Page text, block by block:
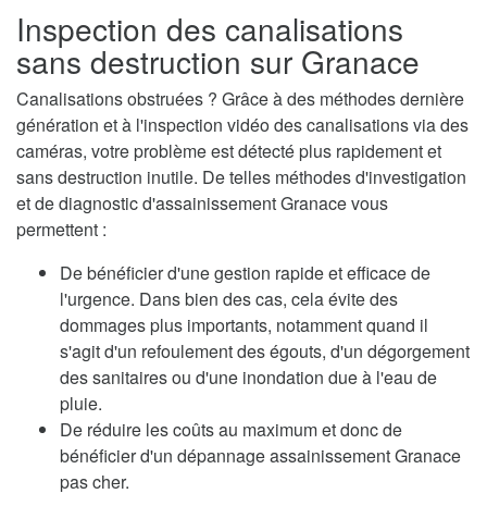
Inspection des canalisations
sans destruction sur Granace
Canalisations obstruées ? Grâce à des méthodes dernière
génération et à l'inspection vidéo des canalisations via des
caméras, votre problème est détecté plus rapidement et
sans destruction inutile. De telles méthodes d'investigation
et de diagnostic d'assainissement Granace vous
permettent :
De bénéficier d'une gestion rapide et efficace de
l'urgence. Dans bien des cas, cela évite des
dommages plus importants, notamment quand il
s'agit d'un refoulement des égouts, d'un dégorgement
des sanitaires ou d'une inondation due à l'eau de
pluie.
De réduire les coûts au maximum et donc de
bénéficier d'un dépannage assainissement Granace
pas cher.